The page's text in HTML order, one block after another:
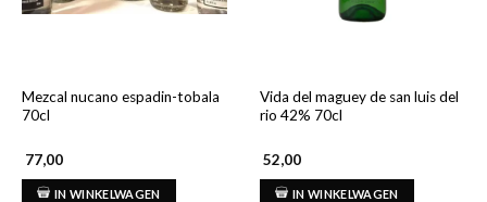
Mezcal nucano espadin-tobala
70cl
77,00
IN WINKELWAGEN
Vida del maguey de san luis del
rio 42% 70cl
52,00
IN WINKELWAGEN